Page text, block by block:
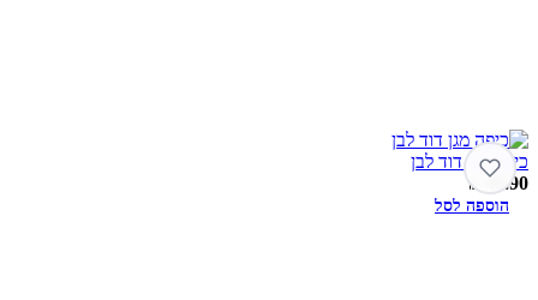
כיפה מגן דוד לבן
49.90
₪
הוספה לסל